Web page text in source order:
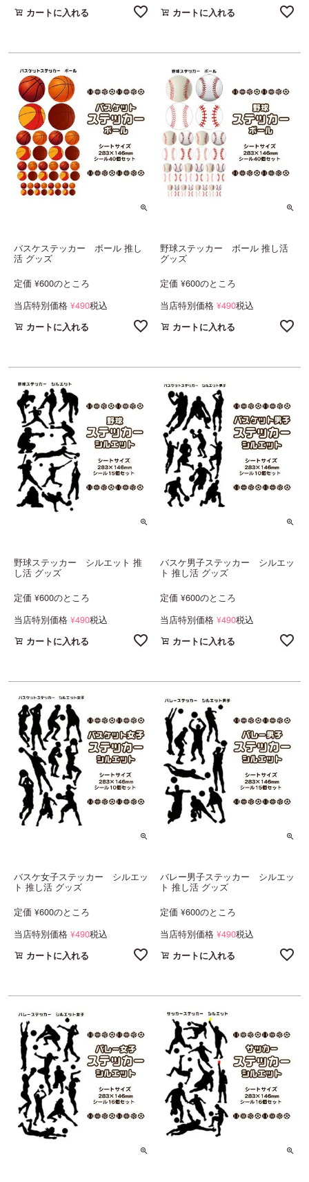
カートに入れる カートに入れる
バスケステッカー ボール 推し
活 グッズ
定価 ¥600のところ
当店特別価格 ¥490税込
カートに入れる
野球ステッカー ボール 推し活
グッズ
定価 ¥600のところ
当店特別価格 ¥490税込
カートに入れる
野球ステッカー シルエット 推
し活 グッズ
定価 ¥600のところ
当店特別価格 ¥490税込
カートに入れる
バスケ男子ステッカー シルエッ
ト 推し活 グッズ
定価 ¥600のところ
当店特別価格 ¥490税込
カートに入れる
バスケ女子ステッカー シルエッ
ト 推し活 グッズ
定価 ¥600のところ
当店特別価格 ¥490税込
カートに入れる
バレー男子ステッカー シルエッ
ト 推し活 グッズ
定価 ¥600のところ
当店特別価格 ¥490税込
カートに入れる